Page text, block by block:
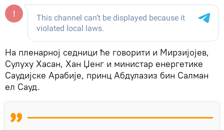
На пленарној седници ће говорити и Мирзијојев,
Сулуху Хасан, Хан Џенг и министар енергетике
Саудијске Арабије, принц Абдулазиз бин Салман
ел Сауд.